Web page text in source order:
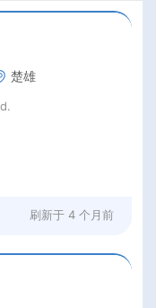
楚雄
刷新于 4 个月前